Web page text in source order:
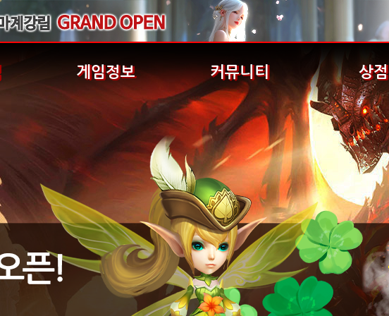
게임정보 커뮤니티 상점